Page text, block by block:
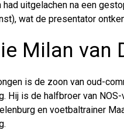
had uitgelachen na een
wat de presentator
Milan van
is de zoon van oud-
Hij is de halfbroer van
en voetbaltrainer